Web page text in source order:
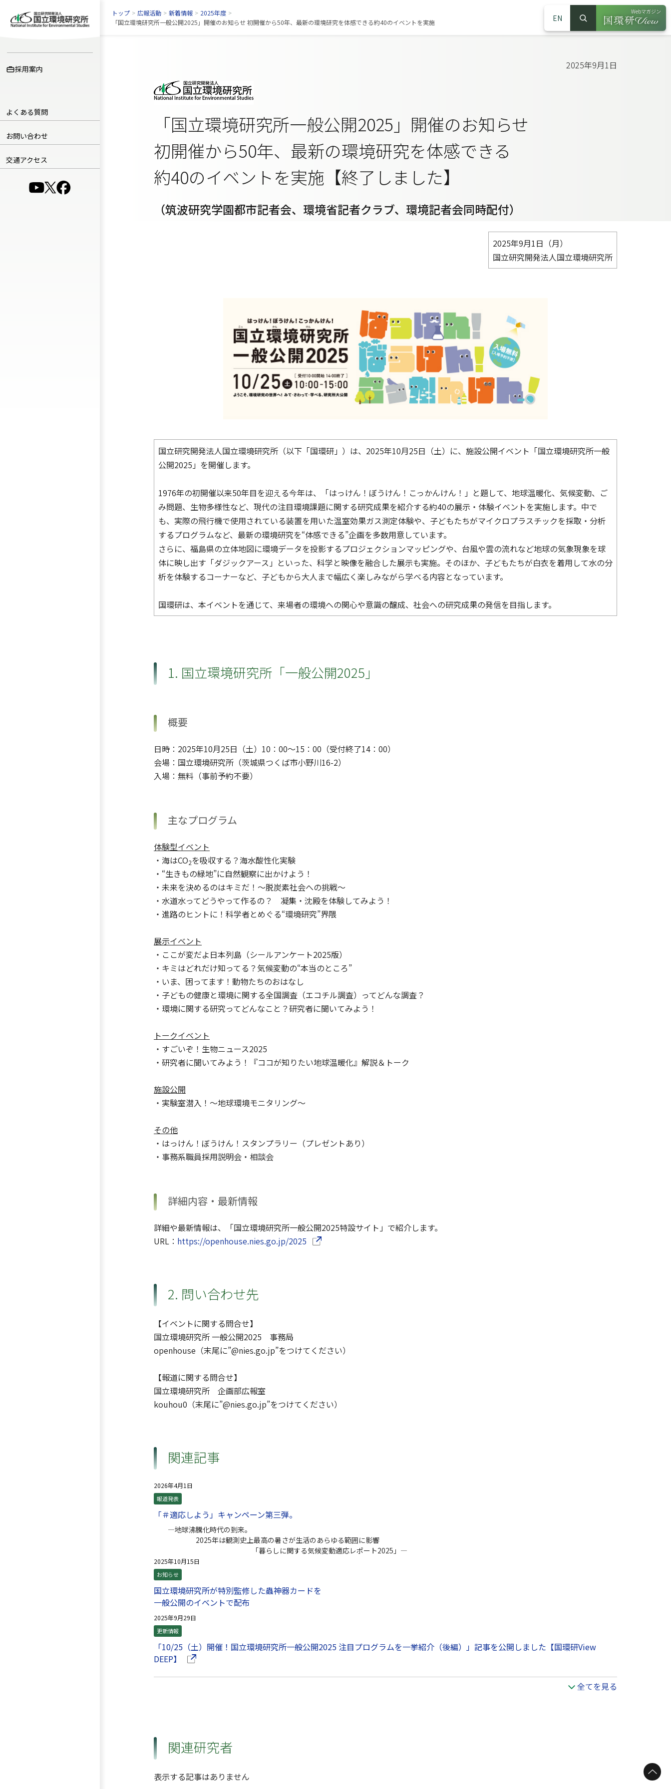
採用案内
よくある質問
お問い合わせ
交通アクセス
（別ウインドウで開きます）
（別ウインドウで開きます）
（別ウインドウで開きます）
EN
サイト内検索
検索
Webマガジン
（別ウインドウ
トップ > 広報活動 > 新着情報 > 2025年度 >
「国立環境研究所一般公開2025」開催のお知らせ 初開催から50年、最新の環境研究を体感できる約40のイベントを実施
2025年9月1日
「国立環境研究所一般公開2025」開催のお知らせ
初開催から50年、最新の環境研究を体感できる
約40のイベントを実施【終了しました】
（筑波研究学園都市記者会、環境省記者クラブ、環境記者会同時配付）
2025年9月1日（月）
国立研究開発法人国立環境研究所
国立研究開発法人国立環境研究所（以下「国環研」）は、2025年10月25日（土）に、施設公開イベント「国立環境研究所一般
公開2025」を開催します。
1976年の初開催以来50年目を迎える今年は、「はっけん！ぼうけん！こっかんけん！」と題して、地球温暖化、気候変動、ご
み問題、生物多様性など、現代の注目環境課題に関する研究成果を紹介する約40の展示・体験イベントを実施します。中で
も、実際の飛行機で使用されている装置を用いた温室効果ガス測定体験や、子どもたちがマイクロプラスチックを採取・分析
するプログラムなど、最新の環境研究を“体感できる”企画を多数用意しています。
さらに、福島県の立体地図に環境データを投影するプロジェクションマッピングや、台風や雲の流れなど地球の気象現象を球
体に映し出す「ダジックアース」といった、科学と映像を融合した展示も実施。そのほか、子どもたちが白衣を着用して水の分
析を体験するコーナーなど、子どもから大人まで幅広く楽しみながら学べる内容となっています。
国環研は、本イベントを通じて、来場者の環境への関心や意識の醸成、社会への研究成果の発信を目指します。
1. 国立環境研究所「一般公開2025」
概要
日時：2025年10月25日（土）10：00〜15：00（受付終了14：00）
会場：国立環境研究所（茨城県つくば市小野川16-2）
入場：無料（事前予約不要）
主なプログラム
体験型イベント
・海はCO2を吸収する？海水酸性化実験
・“生きもの緑地”に自然観察に出かけよう！
・未来を決めるのはキミだ！～脱炭素社会への挑戦～
・水道水ってどうやって作るの？ 凝集・沈殿を体験してみよう！
・進路のヒントに！科学者とめぐる“環境研究”界隈
展示イベント
・ここが変だよ日本列島（シールアンケート2025版）
・キミはどれだけ知ってる？気候変動の“本当のところ”
・いま、困ってます！動物たちのおはなし
・子どもの健康と環境に関する全国調査（エコチル調査）ってどんな調査？
・環境に関する研究ってどんなこと？研究者に聞いてみよう！
トークイベント
・すごいぞ！生物ニュース2025
・研究者に聞いてみよう！『ココが知りたい地球温暖化』解説＆トーク
施設公開
・実験室潜入！～地球環境モニタリング～
その他
・はっけん！ぼうけん！スタンプラリー（プレゼントあり）
・事務系職員採用説明会・相談会
詳細内容・最新情報
詳細や最新情報は、「国立環境研究所一般公開2025特設サイト」で紹介します。
URL： https://openhouse.nies.go.jp/2025 （別ウインドウで開きます）
2. 問い合わせ先
【イベントに関する問合せ】
国立環境研究所 一般公開2025 事務局
openhouse（末尾に”@nies.go.jp”をつけてください）
【報道に関する問合せ】
国立環境研究所 企画部広報室
kouhou0（末尾に”@nies.go.jp”をつけてください）
関連記事
2026年4月1日
報道発表
「＃適応しよう」キャンペーン第三弾。
—地球沸騰化時代の到来。
2025年は観測史上最高の暑さが生活のあらゆる範囲に影響
「暮らしに関する気候変動適応レポート2025」—
2025年10月15日
お知らせ
国立環境研究所が特別監修した蟲神器カードを
一般公開のイベントで配布
2025年9月29日
更新情報
「10/25（土）開催！国立環境研究所一般公開2025 注目プログラムを一挙紹介（後編）」記事を公開しました【国環研View
DEEP】
（別ウインドウで開きます）
全てを見る
関連研究者
表示する記事はありません